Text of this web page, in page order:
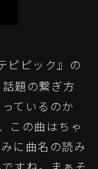
ピピック』の
題の繋ぎ方
ているのか
この曲はちゃ
に曲名の読み